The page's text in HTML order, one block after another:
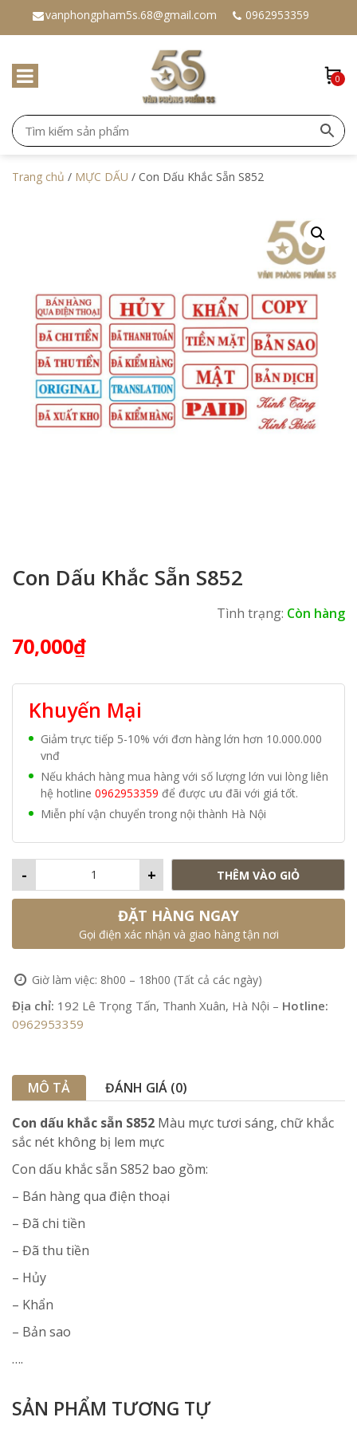
vanphongpham5s.68@gmail.com 0962953359
0
Trang chủ / MỰC DẤU / Con Dấu Khắc Sẵn S852
Con Dấu Khắc Sẵn S852
Tình trạng: Còn hàng
70,000₫
Khuyến Mại
Giảm trực tiếp 5-10% với đơn hàng lớn hơn 10.000.000
vnđ
Nếu khách hàng mua hàng với số lượng lớn vui lòng liên
hệ hotline 0962953359 để được ưu đãi với giá tốt.
Miễn phí vận chuyển trong nội thành Hà Nội
+
- THÊM VÀO GIỎ
ĐẶT HÀNG NGAY
Gọi điện xác nhận và giao hàng tận nơi
Giờ làm việc: 8h00 – 18h00 (Tất cả các ngày)
Địa chỉ: 192 Lê Trọng Tấn, Thanh Xuân, Hà Nội – Hotline:
0962953359
MÔ TẢ
ĐÁNH GIÁ (0)
Con dấu khắc sẵn S852 Màu mực tươi sáng, chữ khắc
sắc nét không bị lem mực
Con dấu khắc sẵn S852 bao gồm:
– Bán hàng qua điện thoại
– Đã chi tiền
– Đã thu tiền
– Hủy
– Khẩn
– Bản sao
….
SẢN PHẨM TƯƠNG TỰ